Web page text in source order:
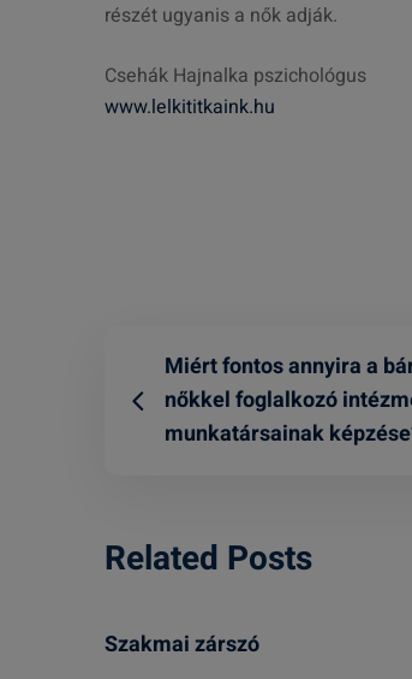
részét ugyanis a nők adják.
Csehák Hajnalka pszichológus
www.lelkititkaink.hu
Miért fontos annyira a
nőkkel foglalkozó
munkatársainak
Related Posts
Szakmai zárszó